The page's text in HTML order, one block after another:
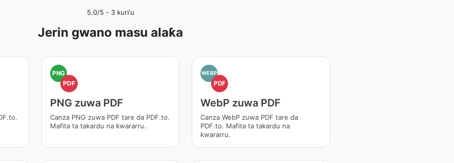
5.0/5 - 3kuri'u
Jerin gwano masu alaƙa
PNG
PDF
PNG zuwa PDF
Canza PNG zuwa PDF tare da PDF.to.
Mafita ta takardu na ƙwararru.
WEBP
PDF
WebP zuwa PDF
Canza WebP zuwa PDF tare da
PDF.to. Mafita ta takardu na
ƙwararru.